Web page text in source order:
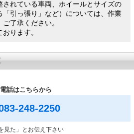
れている車両、ホイールとサイズの
引っ張り」など）については、作業
了承ください。
ります。
話はこちらから
248-2250
見た」とお伝え下さい